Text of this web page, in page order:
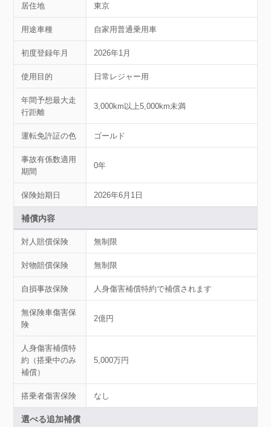
居住地 東京
用途車種 自家用普通乗用車
初度登録年月 2026年1月
使用目的 日常レジャー用
年間予想最大走
行距離
3,000km以上5,000km未満
運転免許証の色 ゴールド
事故有係数適用
期間
0年
保険始期日 2026年6月1日
補償内容
対人賠償保険 無制限
対物賠償保険 無制限
自損事故保険 人身傷害補償特約で補償されます
無保険車傷害保
険
2億円
人身傷害補償特
約（搭乗中のみ
補償）
5,000万円
搭乗者傷害保険 なし
選べる追加補償